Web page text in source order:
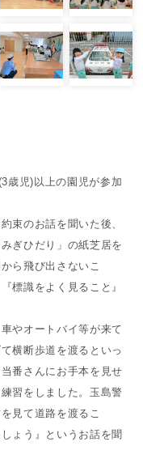
歳児)以上の園児が参加
束のお話を聞いた後、
ぎひだり」の紙芝居を
ら飛び出さないこ
標識をよく見ること』
やオートバイ等が来て
横断歩道を渡るといっ
番さんにお手本を見せ
習をしました。玉島警
見て道路を渡るこ
ょう』というお話を聞